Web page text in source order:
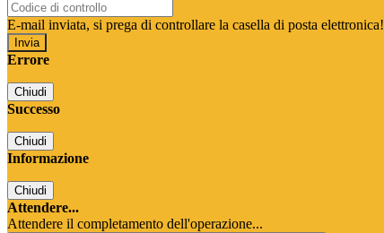
E-mail inviata, si prega di controllare la casella di posta elettronica!
Errore
Chiudi
Successo
Chiudi
Informazione
Chiudi
Attendere...
Attendere il completamento dell'operazione...